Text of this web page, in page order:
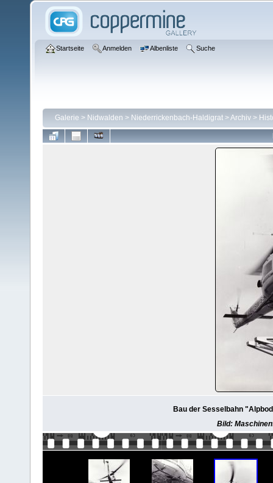
Startseite Anmelden Albenliste Suche
Galerie > Nidwalden > Niederrickenbach-Haldigrat >Archiv >
Bau der Sesselbahn
Bild: